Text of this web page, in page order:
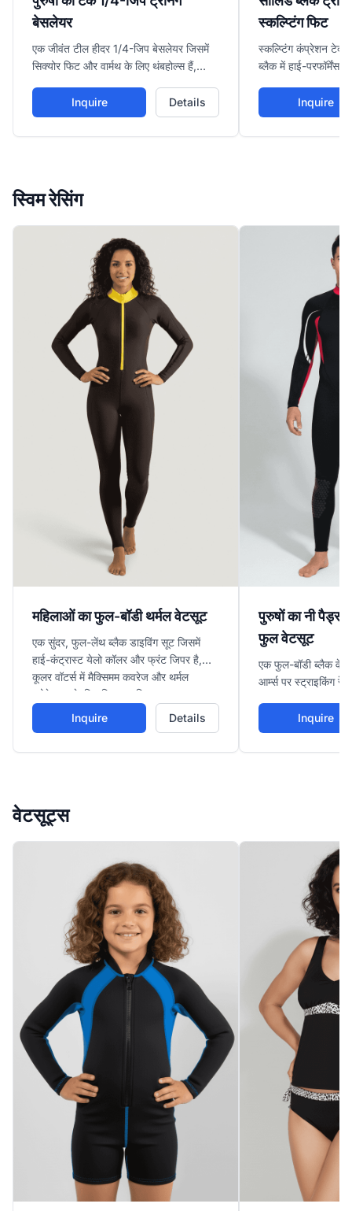
बेसलेयर
एक जीवंत टील हीदर 1/4-जिप बेसलेयर जिसमें
सिक्योर फिट और वार्मथ के लिए थंबहोल्स हैं,
मैनेजमेंट फीचरिंग।
Inquire Details
स्कल्प्टिंग फिट
स्कल्प्टिंग कंप्रेशन
ब्लैक में हाई-परफॉर्मेंस
फ्लैटरिंग फिट के साथ
Inquire
स्विम रेसिंग
महिलाओं का फुल-बॉडी थर्मल वेटसूट
एक सुंदर, फुल-लेंथ ब्लैक डाइविंग सूट जिसमें
हाई-कंट्रास्ट येलो कॉलर और फ्रंट जिपर है,
कूलर वॉटर्स में मैक्सिमम कवरेज और थर्मल
प्रोटेक्शन के लिए डिज़ाइन किया गया।
Inquire
Details
पुरुषों का नी पैड्स
फुल वेटसूट
एक फुल-बॉडी ब्लैक
आर्म्स पर स्ट्राइकिंग
ड्यूरेबल, टेक्सचर्ड नी
Inquire
वेटसूट्स